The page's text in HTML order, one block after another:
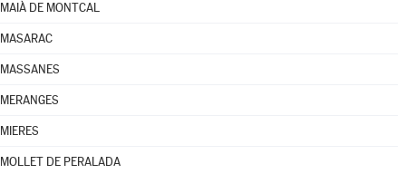
MAIÀ DE MONTCAL
MASARAC
MASSANES
MERANGES
MIERES
MOLLET DE PERALADA